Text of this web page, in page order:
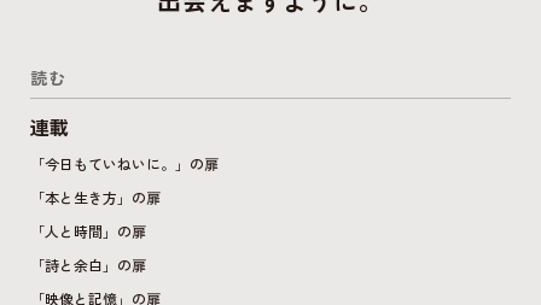
読む
連載
「今日もていねいに。」の扉
「本と生き方」の扉
「人と時間」の扉
「詩と余白」の扉
「映像と記憶」の扉